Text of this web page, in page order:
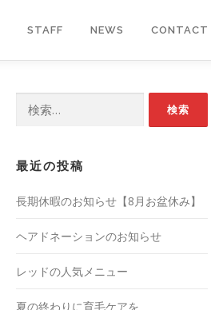
STAFF NEWS CONTACT
最近の投稿
長期休暇のお知らせ【8月お盆休み】
ヘアドネーションのお知らせ
レッドの人気メニュー
夏の終わりに育毛ケアを